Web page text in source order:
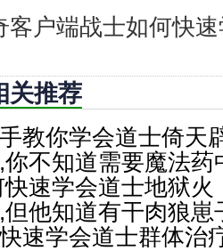
客户端战士如何快
关推荐
教你学会道士倚天
不知道需要魔法药
速学会道士地狱火
他知道有干肉狼崽
速学会道士群体治